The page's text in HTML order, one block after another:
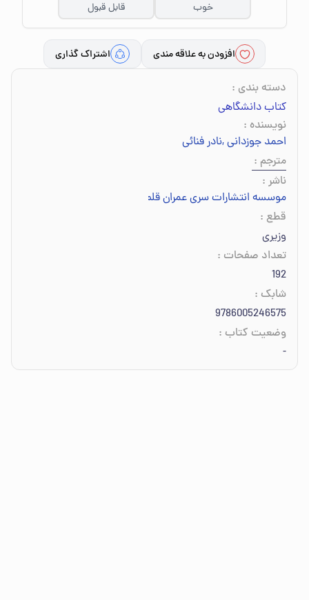
خوب
قابل قبول
افزودن به علاقه مندی اشتراک گذاری
دسته بندی :
کتاب دانشگاهی
نویسنده :
احمد جوزدانی,نادر فنائی
مترجم :
ناشر :
موسسه انتشارات سری عمران قلم داور
قطع :
وزیری
تعداد صفحات :
192
شابک :
9786005246575
وضعیت کتاب :
-